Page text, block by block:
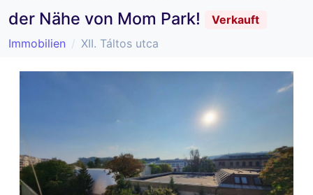
der Nähe von Mom Park!
Verkauft
Immobilien
XII. Táltos utca